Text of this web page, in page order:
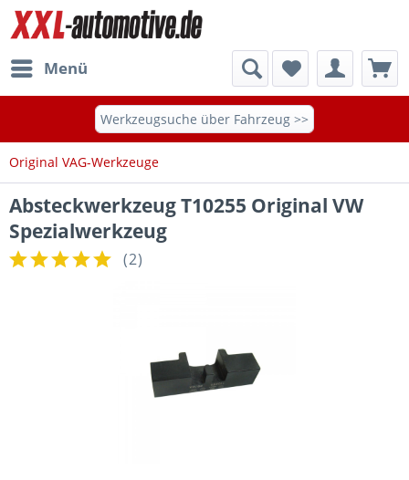
Menü
Werkzeugsuche über Fahrzeug >>
Original VAG-Werkzeuge
Absteckwerkzeug T10255 Original VW
Spezialwerkzeug
(2)